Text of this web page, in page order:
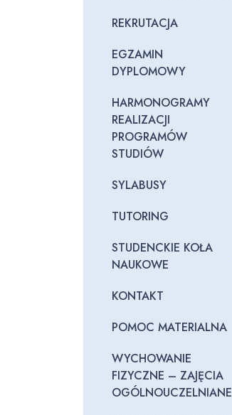
REKRUTACJA
EGZAMIN
DYPLOMOWY
HARMONOGRAMY
REALIZACJI
PROGRAMÓW
STUDIÓW
SYLABUSY
TUTORING
STUDENCKIE KOŁA
NAUKOWE
KONTAKT
POMOC MATERIALNA
WYCHOWANIE
FIZYCZNE – ZAJĘCIA
OGÓLNOUCZELNIANE